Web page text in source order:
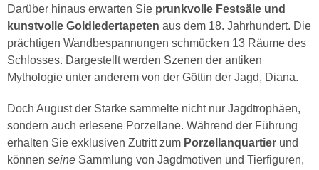
Darüber hinaus erwarten Sie prunkvolle Festsäle und
kunstvolle Goldledertapeten aus dem 18. Jahrhundert. Die
prächtigen Wandbespannungen schmücken 13 Räume des
Schlosses. Dargestellt werden Szenen der antiken
Mythologie unter anderem von der Göttin der Jagd, Diana.
Doch August der Starke sammelte nicht nur Jagdtrophäen,
sondern auch erlesene Porzellane. Während der Führung
erhalten Sie exklusiven Zutritt zum Porzellanquartier und
können seine Sammlung von Jagdmotiven und Tierfiguren,